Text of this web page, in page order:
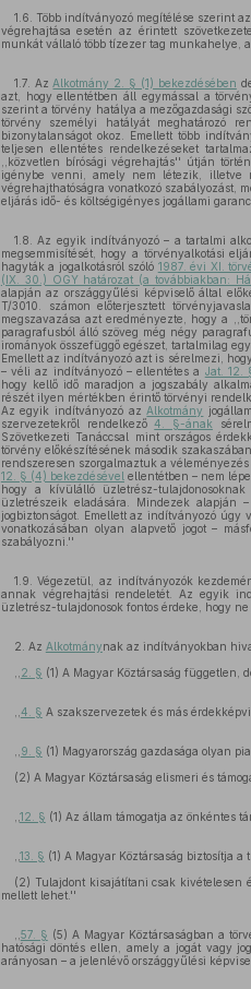
1.6. Több indítványozó megítélése szerint az
végrehajtása esetén az érintett
munkát vállaló több tízezer tag munkahelye,
1.7. Az Alkotmány 2. § (1) bekezdésében
azt, hogy ellentétben áll egymással a
szerint a törvény hatálya a mezőgazdasági
törvény személyi hatályát meghatározó
bizonytalanságot okoz. Emellett több
teljesen ellentétes rendelkezéseket
,,közvetlen bírósági végrehajtás'' útján
igénybe venni, amely nem létezik, illetve
végrehajthatóságra vonatkozó szabályozást,
eljárás idő- és költségigényes jogállami
1.8. Az egyik indítványozó – a tartalmi
megsemmisítését, hogy a törvényalkotási
hagyták a jogalkotásról szóló 1987. évi XI.
(IX. 30.) OGY határozat (a továbbiakban:
alapján az országgyűlési képviselő által
T/3010. számon előterjesztett
megszavazása azt eredményezte, hogy a
paragrafusból álló szöveg még négy
irományok összefüggő egészet, tartalmilag
Emellett az indítványozó azt is sérelmezi,
– véli az indítványozó – ellentétes a Jat. 12.
hogy kellő idő maradjon a jogszabály
részét ilyen mértékben érintő törvényi
Az egyik indítványozó az Alkotmány
szervezetekről rendelkező4. §-ának
Szövetkezeti Tanáccsal mint országos
törvény előkészítésének második
rendszeresen szorgalmaztuk a
12. § (4) bekezdésével ellentétben – nem
hogy a kívülálló üzletrész-
üzletrészeik eladására. Mindezek alapján
jogbiztonságot. Emellett az indítványozó
vonatkozásában olyan alapvető jogot –
szabályozni.''
1.9. Végezetül, az indítványozók
annak végrehajtási rendeletét. Az egyik
üzletrész-tulajdonosok fontos érdeke, hogy
2. Az Alkotmánynak az indítványokban
2. § (1) A Magyar Köztársaság független,
4. § A szakszervezetek és más
9. § (1) Magyarország gazdasága olyan
(2) A Magyar Köztársaság elismeri és
12. § (1) Az állam támogatja az önkéntes
13. § (1) A Magyar Köztársaság biztosítja a
(2) Tulajdont kisajátítani csak kivételesen
mellett lehet.''
57. § (5) A Magyar Köztársaságban a
hatósági döntés ellen, amely a jogát vagy
arányosan – a jelenlévő országgyűlési